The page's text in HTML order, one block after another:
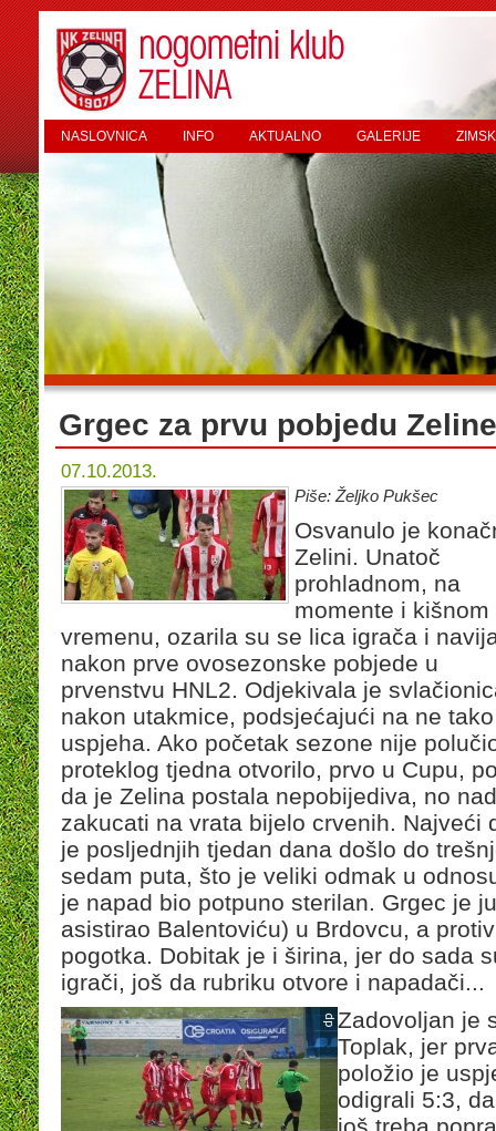
NASLOVNICA INFO AKTUALNO GALERIJE
Grgec za prvu pobjedu Zeline
07.10.2013.
Piše: Željko Pukšec
Osvanulo je
Zelini. Unatoč
prohladnom, na
momente i kišnom
vremenu, ozarila su se lica igrača i
nakon prve ovosezonske pobjede u
prvenstvu HNL2. Odjekivala je
nakon utakmice, podsjećajući na ne
uspjeha. Ako početak sezone nije
proteklog tjedna otvorilo, prvo u Cupu,
da je Zelina postala nepobijediva, no
zakucati na vrata bijelo crvenih. Najveći
je posljednjih tjedan dana došlo do
sedam puta, što je veliki odmak u
je napad bio potpuno sterilan. Grgec je
asistirao Balentoviću) u Brdovcu, a
pogotka. Dobitak je i širina, jer do sada
igrači, još da rubriku otvore i napadači...
Zadovoljan je
Toplak, jer
položio je
odigrali 5:3,